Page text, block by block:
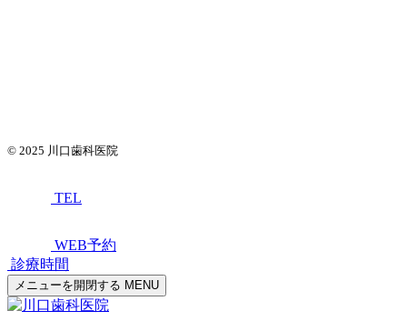
© 2025 川口歯科医院
TEL
WEB予約
診療時間
メニューを開閉する MENU